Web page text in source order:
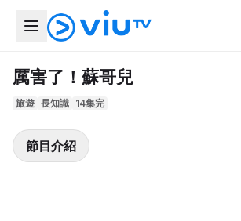
厲害了！蘇哥兒
旅遊 長知識 14集完
節目介紹